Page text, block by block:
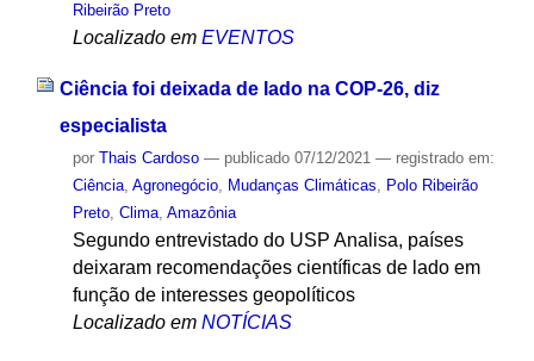
Ribeirão Preto
Localizado em EVENTOS
Ciência foi deixada de lado na COP-26, diz
especialista
por Thais Cardoso — publicado07/12/2021 — registrado em:
Ciência, Agronegócio, Mudanças Climáticas, Polo Ribeirão
Preto, Clima, Amazônia
Segundo entrevistado do USP Analisa, países
deixaram recomendações científicas de lado em
função de interesses geopolíticos
Localizado em NOTÍCIAS